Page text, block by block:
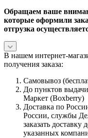
Обращаем ваше
которые оформили
отгрузка
В нашем интернет-
получения заказа:
Самовывоз
До пунктов
Маркет (Boxberry)
Доставка по
России, службы
заказать
указанных